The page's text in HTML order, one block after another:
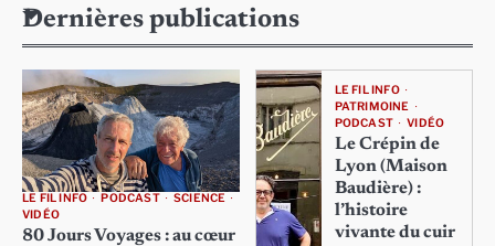
Dernières publications
LE FIL INFO PODCAST
SCIENCE
VIDÉO
80 Jours Voyages : au cœur
LE FIL INFO
PATRIMOINE
PODCAST
VIDÉO
Le Crépin de
Lyon (Maison
Baudière) :
l’histoire
vivante du cuir